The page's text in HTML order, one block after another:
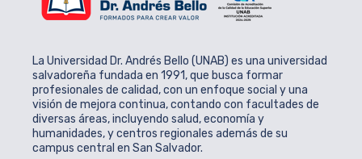
La Universidad Dr. Andrés Bello (UNAB) es una universidad
salvadoreña fundada en 1991, que busca formar
profesionales de calidad, con un enfoque social y una
visión de mejora continua, contando con facultades de
diversas áreas, incluyendo salud, economía y
humanidades, y centros regionales además de su
campus central en San Salvador.